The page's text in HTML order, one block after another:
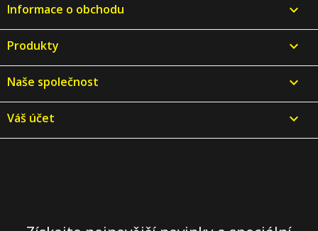
Informace o obchodu keyboard_arrow_down
Produkty 
Naše společnost 
Váš účet 